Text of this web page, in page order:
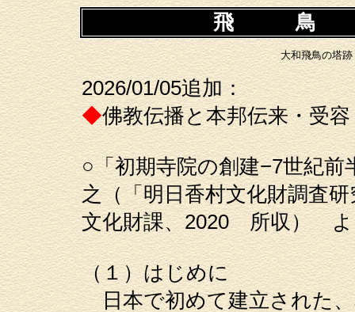
飛 鳥
大和飛鳥の塔
2026/01/05追加：
◆佛教伝播と本邦伝来・受容
○「初期寺院の創建−7世紀
之（「明日香村文化財調査
文化財課、2020 所収）
（１）はじめに
日本で初めて建立された、